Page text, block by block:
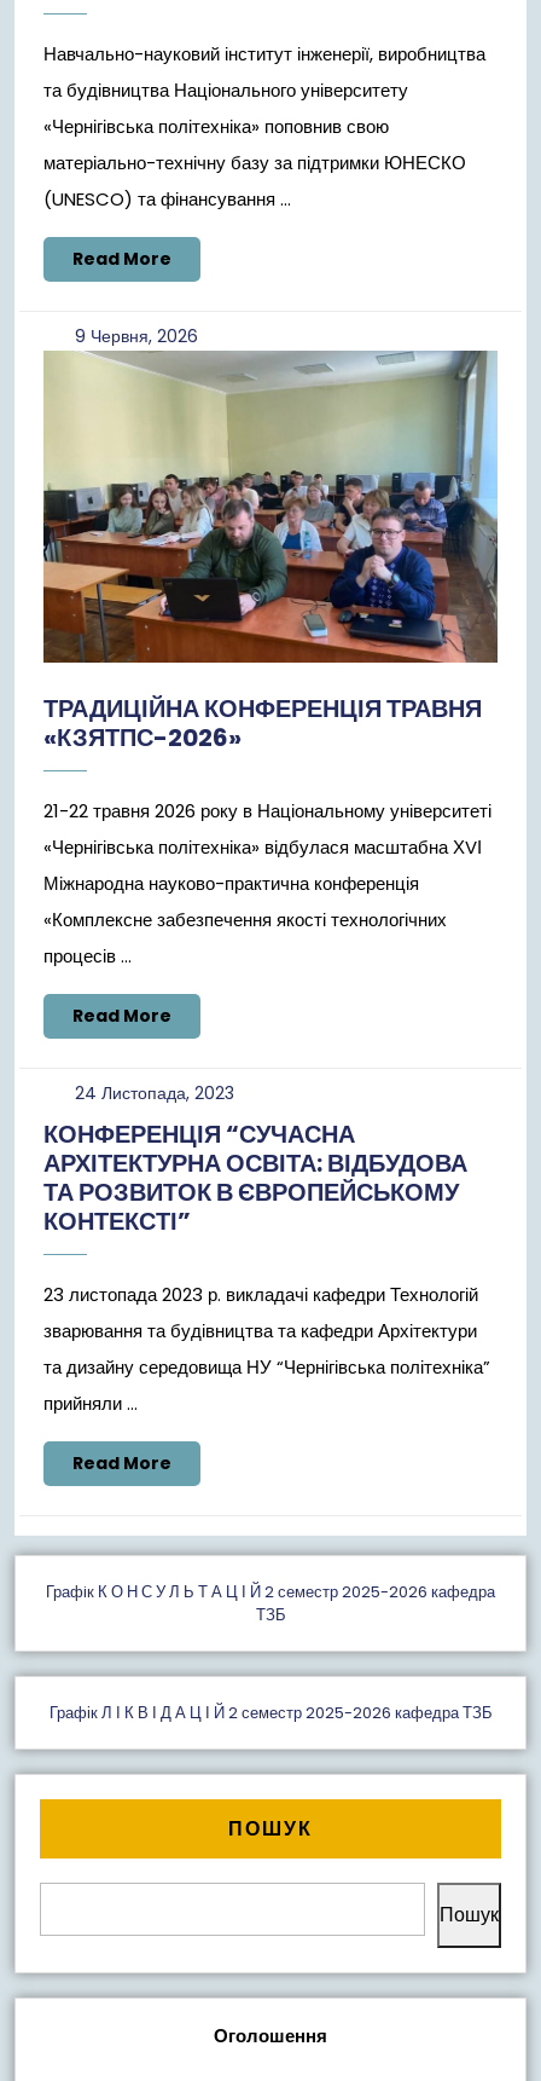
Навчально-науковий інститут інженерії, виробництва
та будівництва Національного університету
«Чернігівська політехніка» поповнив свою
матеріально-технічну базу за підтримки ЮНЕСКО
(UNESCO) та фінансування ...
Read More
More
9 Червня, 20269
Червня,
2026
ТРАДИЦІЙНА КОНФЕРЕНЦІЯ ТРАВНЯ
«КЗЯТПС-2026»
21-22 травня 2026 року в Національному університеті
«Чернігівська політехніка» відбулася масштабна ХVІ
Міжнародна науково-практична конференція
«Комплексне забезпечення якості технологічних
процесів ...
Read More
More
24 Листопада, 202324
2023
КОНФЕРЕНЦІЯ “СУЧАСНА
АРХІТЕКТУРНА ОСВІТА: ВІДБУДОВА
ТА РОЗВИТОК В ЄВРОПЕЙСЬКОМУ
КОНТЕКСТІ”
23 листопада 2023 р. викладачі кафедри Технологій
зварювання та будівництва та кафедри Архітектури
та дизайну середовища НУ “Чернігівська політехніка”
прийняли ...
Read More
More
Графiк К О Н С У Л Ь Т А Ц І Й 2 семестр 2025-2026 кафедра
ТЗБ
Графік Л І К В І Д А Ц І Й 2 семестр 2025-2026 кафедра ТЗБ
ПОШУК
Пошук
Оголошення